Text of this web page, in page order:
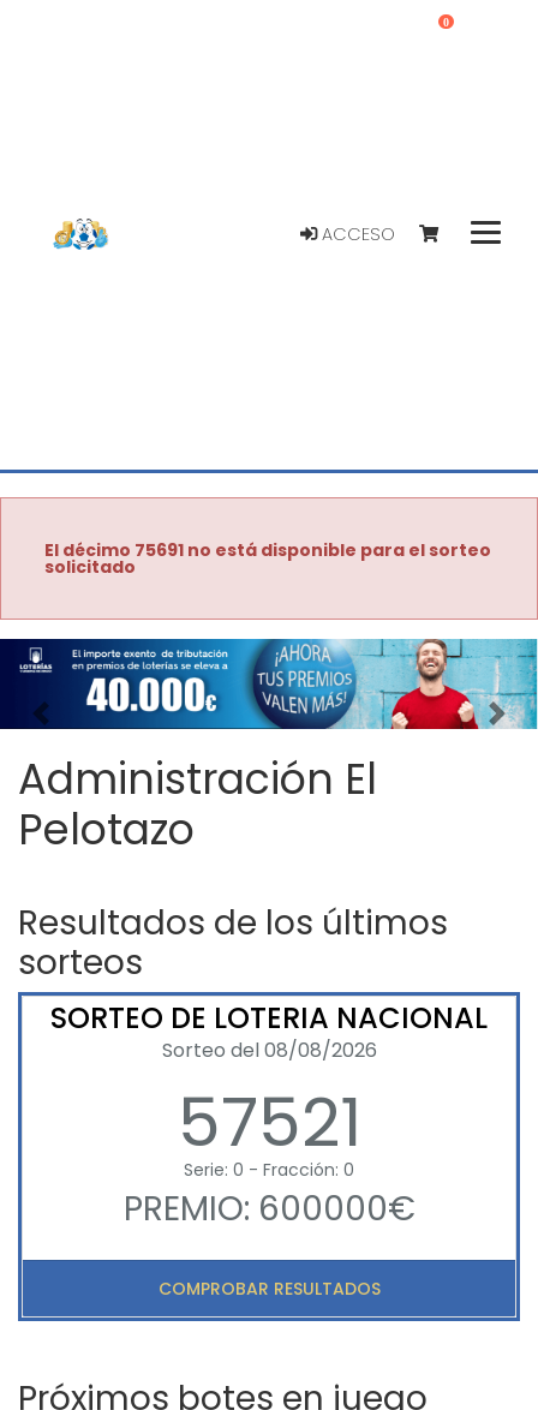
ACCESO
0
El décimo 75691 no está disponible para el sorteo
solicitado
Imagen anterior
Administración El
Pelotazo
Resultados de los últimos
sorteos
SORTEO DE LOTERIA NACIONAL
Sorteo del 08/08/2026
57521
Serie: 0 - Fracción: 0
PREMIO: 600000€
COMPROBAR RESULTADOS
Próximos botes en juego